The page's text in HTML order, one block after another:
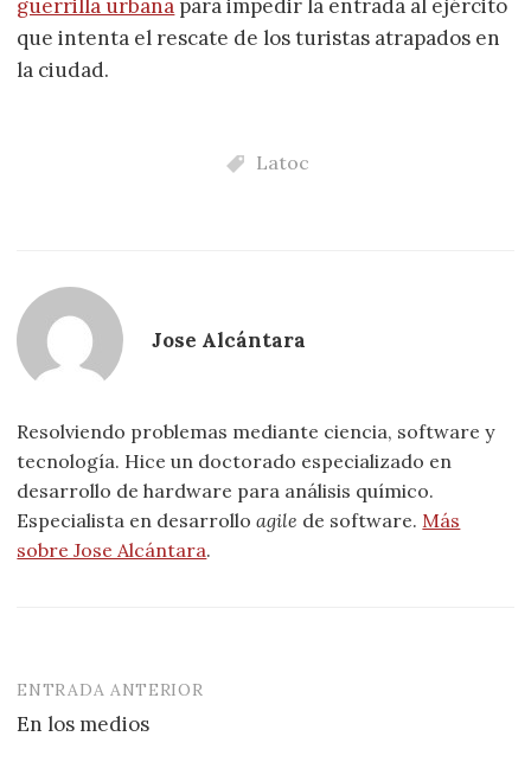
guerrilla urbana para impedir la entrada al ejército
que intenta el rescate de los turistas atrapados en
la ciudad.
Latoc
Jose Alcántara
Resolviendo problemas mediante ciencia, software y
tecnología. Hice un doctorado especializado en
desarrollo de hardware para análisis químico.
Especialista en desarrolloagile de software. Más
sobre Jose Alcántara.
Navegación
de
ENTRADA ANTERIOR
En los medios